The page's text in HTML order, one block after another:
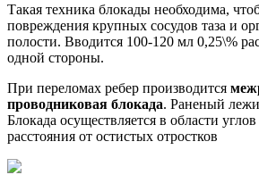
Такая техника блокады необходима,
повреждения крупных сосудов таза и
полости. Вводится 100-120 мл 0,25\%
одной стороны.
При переломах ребер производится
проводниковая блокада. Раненый
Блокада осуществляется в области
расстояния от остистых отростков